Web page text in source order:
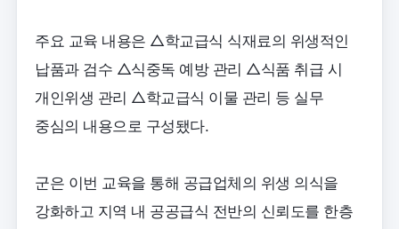
주요 교육 내용은 △학교급식 식재료의 위생적인
납품과 검수 △식중독 예방 관리 △식품 취급 시
개인위생 관리 △학교급식 이물 관리 등 실무
중심의 내용으로 구성됐다.
군은 이번 교육을 통해 공급업체의 위생 의식을
강화하고 지역 내 공공급식 전반의 신뢰도를 한층